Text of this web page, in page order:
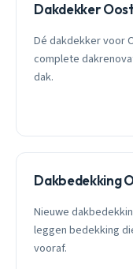
Dakdekker
Dé dakdekker voor
complete
dak.
Dakbedekking
Nieuwe
leggen bedekking
vooraf.